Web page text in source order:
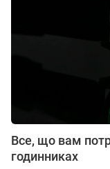
Все, що вам
годинниках